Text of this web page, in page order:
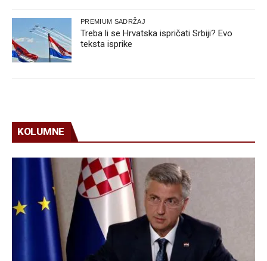
PREMIUM SADRŽAJ
Treba li se Hrvatska ispričati Srbiji? Evo
teksta isprike
KOLUMNE